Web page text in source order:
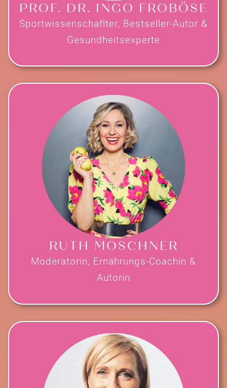
PROF. DR. INGO FROBÖSE
Sportwissenschaflter, Bestseller-Autor &
Gesundheitsexperte
RUTH MOSCHNER
Moderatorin, Ernährungs-Coachin &
Autorin